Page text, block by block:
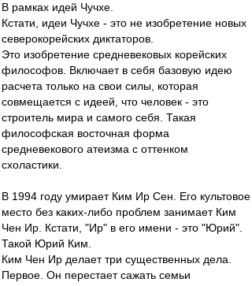
В рамках идей Чучхе.
Кстати, идеи Чучхе - это не изобретение новых
северокорейских диктаторов.
Это изобретение средневековых корейских
философов. Включает в себя базовую идею
расчета только на свои силы, которая
совмещается с идеей, что человек - это
строитель мира и самого себя. Такая
философская восточная форма
средневекового атеизма с оттенком
схоластики.
В 1994 году умирает Ким Ир Сен. Его культовое
место без каких-либо проблем занимает Ким
Чен Ир. Кстати, "Ир" в его имени - это "Юрий".
Такой Юрий Ким.
Ким Чен Ир делает три существенных дела.
Первое. Он перестает сажать семьи